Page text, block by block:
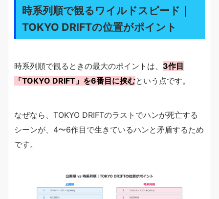
時系列順で観るワイルドスピード｜
TOKYO DRIFTの位置がポイント
時系列順で観るときの最大のポイントは、 3作目
「TOKYO DRIFT」を6番目に挟むという点です。
なぜなら、TOKYO DRIFTのラストでハンが死亡する
シーンが、4〜6作目で生きているハンと矛盾するため
です。